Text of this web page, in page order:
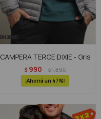
CAMPERA TERCE DIXIE - Gris
$ 990 $1.890
47